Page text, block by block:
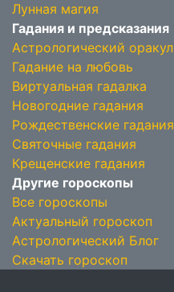
Лунная магия
Гадания и предсказания
Астрологический оракул
Гадание на любовь
Виртуальная гадалка
Новогодние гадания
Рождественские гадания
Святочные гадания
Крещенские гадания
Другие гороскопы
Все гороскопы
Актуальный гороскоп
Астрологический Блог
Скачать гороскоп